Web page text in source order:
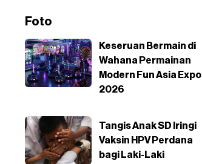
Foto
Keseruan Bermain di
Wahana Permainan
Modern Fun Asia Expo
2026
Tangis Anak SD Iringi
Vaksin HPV Perdana
bagi Laki-Laki